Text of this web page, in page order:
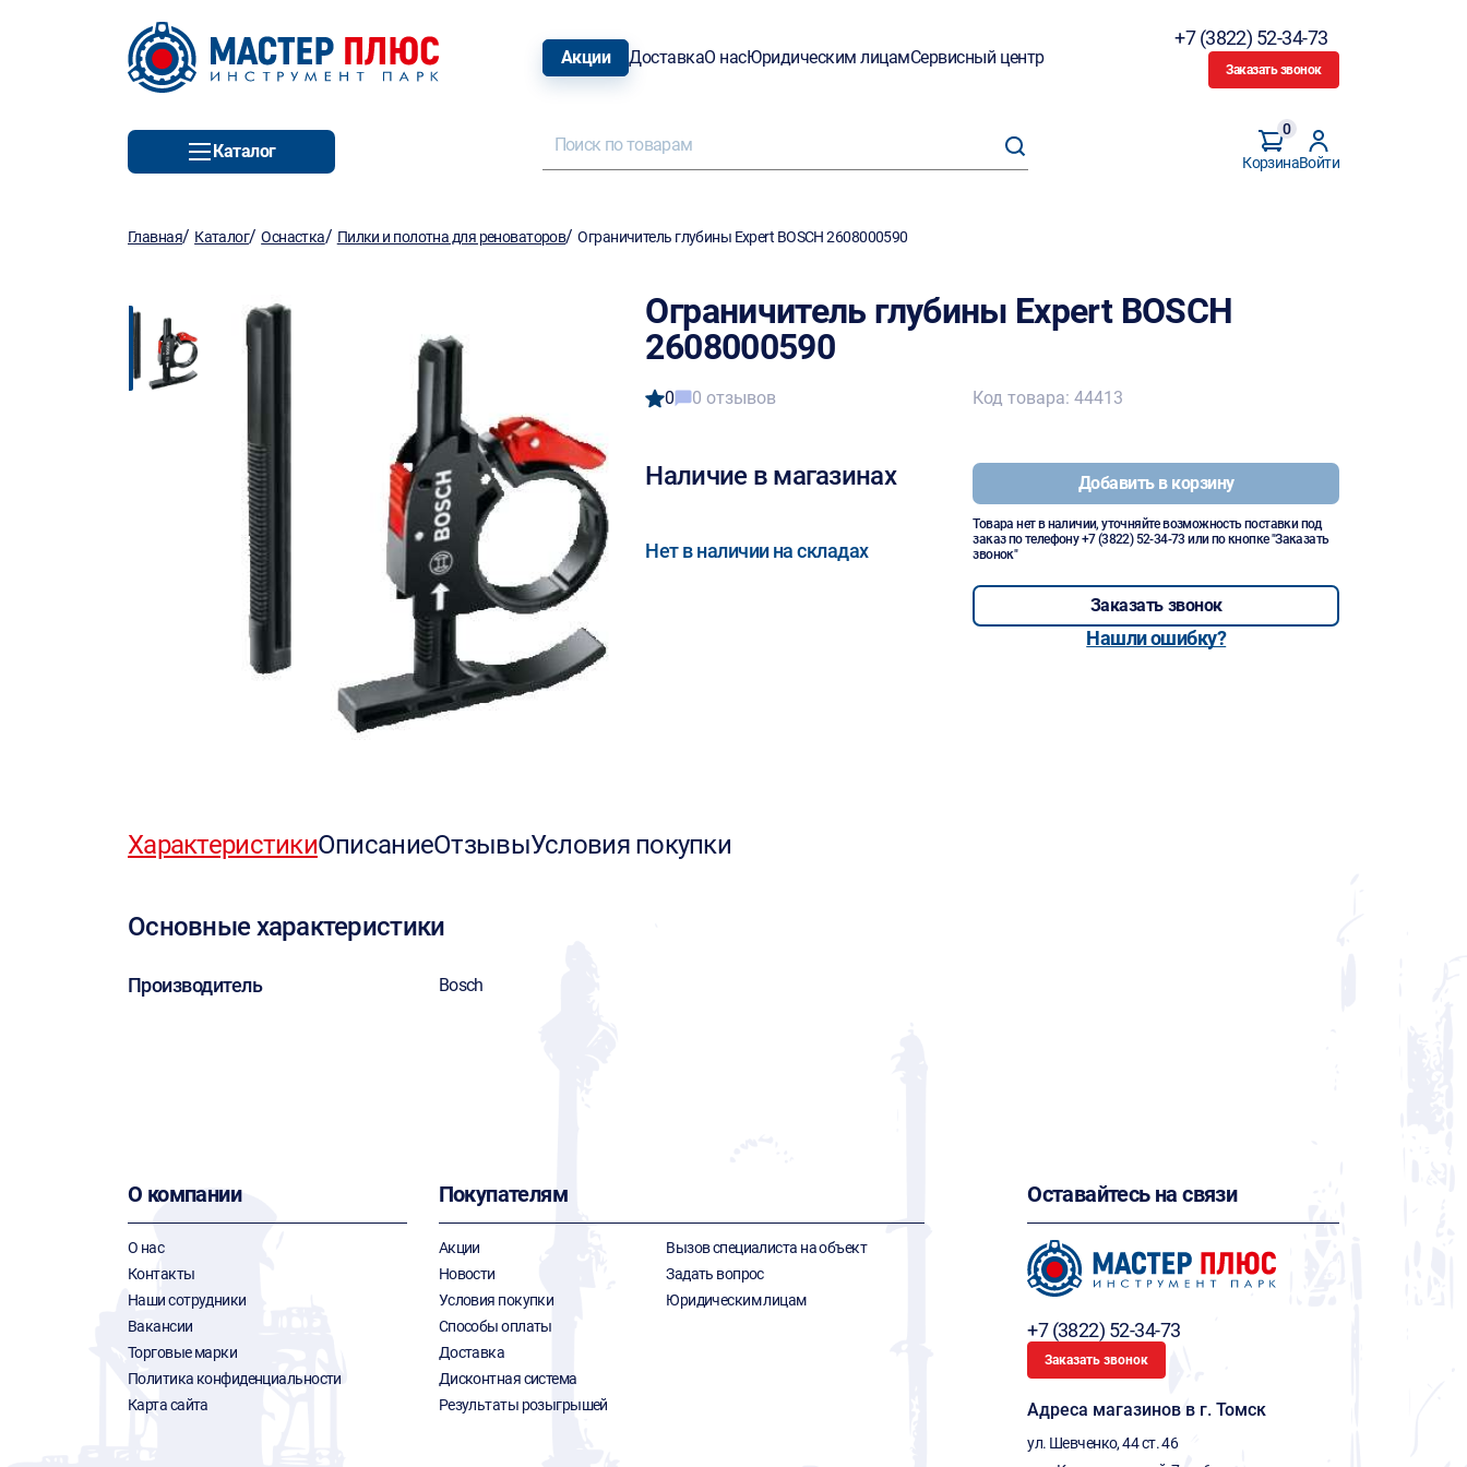
Акции ДоставкаО насЮридическим лицамСервисный центр
+7 (3822) 52-34-73
Заказать звонок
Каталог
Корзина
0
Войти
Главная/ Каталог/Оснастка/ Пилки и полотна для реноваторов/Ограничитель глубины Expert BOSCH 2608000590
Ограничитель глубины Expert BOSCH
2608000590
0 0 отзывов
Наличие в магазинах
Нет в наличии на складах
Код товара: 44413
Добавить в корзину
Товара нет в наличии, уточняйте возможность поставки под
заказ по телефону+7 (3822) 52-34-73 или по кнопке "Заказать
звонок"
Заказать звонок
Нашли ошибку?
ХарактеристикиОписаниеОтзывыУсловия покупки
Основные характеристики
Производитель Bosch
О компании
О нас
Контакты
Наши сотрудники
Вакансии
Торговые марки
Политика конфиденциальности
Карта сайта
Покупателям
Акции
Новости
Условия покупки
Способы оплаты
Доставка
Дисконтная система
Результаты розыгрышей
Вызов специалиста на объект
Задать вопрос
Юридическим лицам
Оставайтесь на связи
+7 (3822) 52-34-73
Заказать звонок
Адреса магазинов в г. Томск
ул. Шевченко, 44 ст. 46